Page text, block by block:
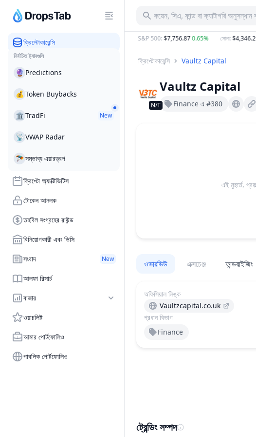
ক্রিপ্টোকারেন্সি
নির্বাচিত ট্যাবগুলি
🔮 Predictions
💰 Token Buybacks
🏛 TradFi New
📡 VWAP Radar
🪂সম্ভাব্য এয়ারড্রপ
ক্রিপ্টো অ্যাক্টিভিটিস
টোকেন আনলক
তহবিল সংগ্রহের রাউন্ড
বিনিয়োগকারী এবং ভিসি
সংবাদ New
আলফা রিসার্চ
বাজার
ওয়াচলিষ্ট
আমার পোর্টফোলিও
পাবলিক পোর্টফোলিও
কয়েন, সিএ, ফান্ড বা ক্যাটাগরি
$64,968.00 0.86% S&P 500:$7,756.870.65% সোনা:$4,346.29
ক্রিপ্টোকারেন্সি Vaultz Capital
N/T
Vaultz Capital
Finance এ #380 Vaultzcapital.co.uk
এই মুহুর্তে,
ওভারভিউ এক্সচেঞ্জ ফান্ডরাইজিং
প্রধান বিভাগ
Finance
অফিসিয়াল লিঙ্ক
Vaultzcapital.co.uk
ট্রেন্ডিং সম্পদ